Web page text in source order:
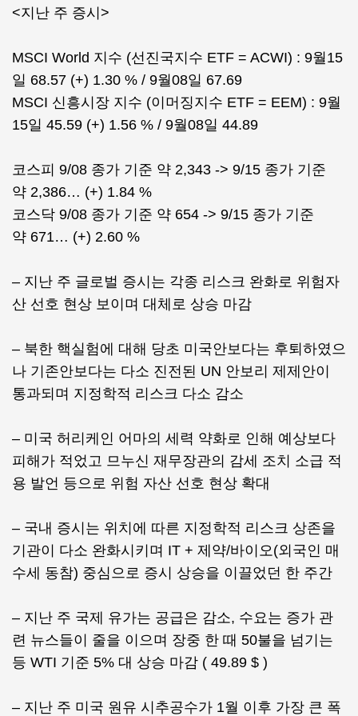
<지난 주 증시>
MSCI World 지수 (선진국지수 ETF = ACWI) : 9월15
일 68.57 (+) 1.30 % / 9월08일 67.69
MSCI 신흥시장 지수 (이머징지수 ETF = EEM) : 9월
15일 45.59 (+) 1.56 % / 9월08일 44.89
코스피 9/08 종가 기준 약 2,343 -> 9/15 종가 기준
약 2,386… (+) 1.84 %
코스닥 9/08 종가 기준 약 654 -> 9/15 종가 기준
약 671… (+) 2.60 %
– 지난 주 글로벌 증시는 각종 리스크 완화로 위험자
산 선호 현상 보이며 대체로 상승 마감
– 북한 핵실험에 대해 당초 미국안보다는 후퇴하였으
나 기존안보다는 다소 진전된 UN 안보리 제제안이
통과되며 지정학적 리스크 다소 감소
– 미국 허리케인 어마의 세력 약화로 인해 예상보다
피해가 적었고 므누신 재무장관의 감세 조치 소급 적
용 발언 등으로 위험 자산 선호 현상 확대
– 국내 증시는 위치에 따른 지정학적 리스크 상존을
기관이 다소 완화시키며 IT + 제약/바이오(외국인 매
수세 동참) 중심으로 증시 상승을 이끌었던 한 주간
– 지난 주 국제 유가는 공급은 감소, 수요는 증가 관
련 뉴스들이 줄을 이으며 장중 한 때 50불을 넘기는
등 WTI 기준 5% 대 상승 마감 ( 49.89 $ )
– 지난 주 미국 원유 시추공수가 1월 이후 가장 큰 폭